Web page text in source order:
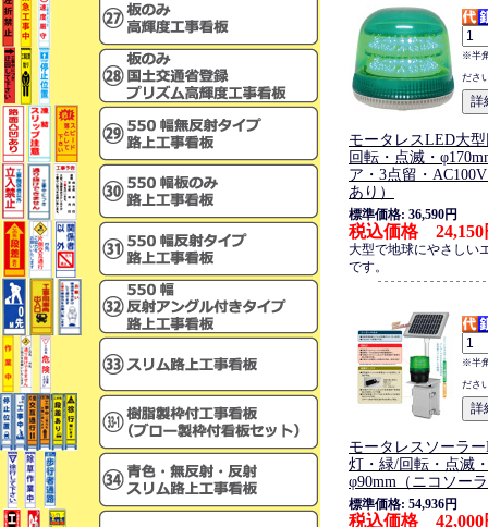
※半
ださ
モータレスLED大
回転・点滅・
ア・3点留・
あり）
標準価格: 36,590円
税込価格 24,150
大型で地球にやさしい
です。
※半
ださ
モータレスソーラ
灯・緑/回転・点滅
φ90mm（ニコソー
標準価格: 54,936円
税込価格 42,000